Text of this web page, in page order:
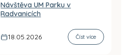
Návštěva UM Parku v
Radvanicích
18.05.2026 Číst více